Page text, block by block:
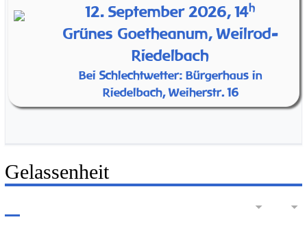
12. September 2026, 14h
Grünes Goetheanum, Weilrod-
Riedelbach
Bei Schlechtwetter: Bürgerhaus in
Riedelbach, Weiherstr. 16
Gelassenheit